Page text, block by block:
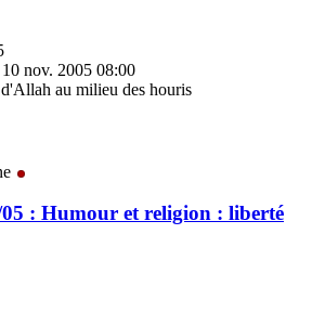
nov. 2005 08:00
au milieu des houris
: Humour et religion : liberté